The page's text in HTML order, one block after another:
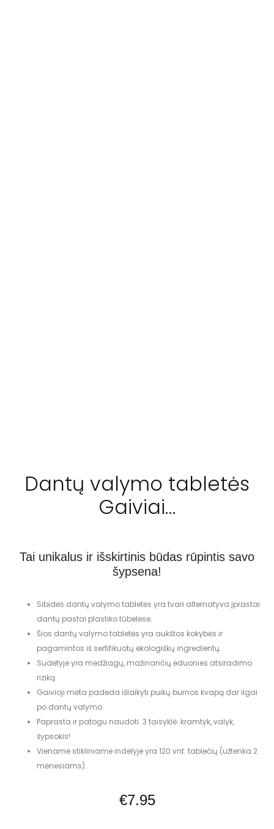
Dantų valymo tabletės
Gaiviai…
Tai unikalus ir išskirtinis būdas rūpintis savo
šypsena!
Sibidės dantų valymo tabletės yra tvari alternatyva įprastai
dantų pastai plastiko tūbelėse.
Šios dantų valymo tabletės yra aukštos kokybės ir
pagamintos iš sertifikuotų ekologiškų ingredientų.
Sudėtyje yra medžiagų, mažinančių ėduonies atsiradimo
riziką.
Gaivioji mėta padeda išlaikyti puikų burnos kvapą dar ilgai
po dantų valymo.
Paprasta ir patogu naudoti. 3 taisyklė: kramtyk, valyk,
šypsokis!
Viename stikliniame indelyje yra 120 vnt. tablečių (užtenka 2
mėnesiams).
€7.95